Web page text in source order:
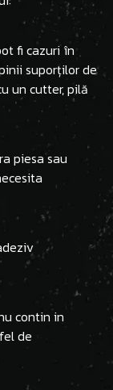
fi cazuri în
suporților de
un cutter, pilă
piesa sau
contin in
de